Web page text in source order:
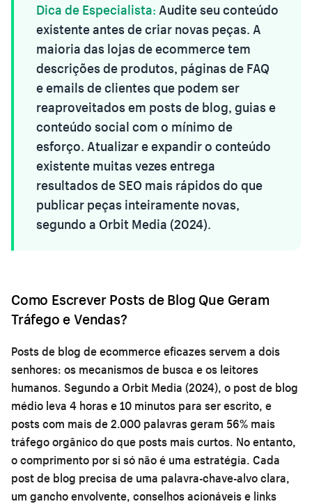
Dica de Especialista: Audite seu conteúdo
existente antes de criar novas peças. A
maioria das lojas de ecommerce tem
descrições de produtos, páginas de FAQ
e emails de clientes que podem ser
reaproveitados em posts de blog, guias e
conteúdo social com o mínimo de
esforço. Atualizar e expandir o conteúdo
existente muitas vezes entrega
resultados de SEO mais rápidos do que
publicar peças inteiramente novas,
segundo a Orbit Media (2024).
Como Escrever Posts de Blog Que Geram
Tráfego e Vendas?
Posts de blog de ecommerce eficazes servem a dois
senhores: os mecanismos de busca e os leitores
humanos. Segundo a Orbit Media (2024), o post de blog
médio leva 4 horas e 10 minutos para ser escrito, e
posts com mais de 2.000 palavras geram 56% mais
tráfego orgânico do que posts mais curtos. No entanto,
o comprimento por si só não é uma estratégia. Cada
post de blog precisa de uma palavra-chave-alvo clara,
um gancho envolvente, conselhos acionáveis e links